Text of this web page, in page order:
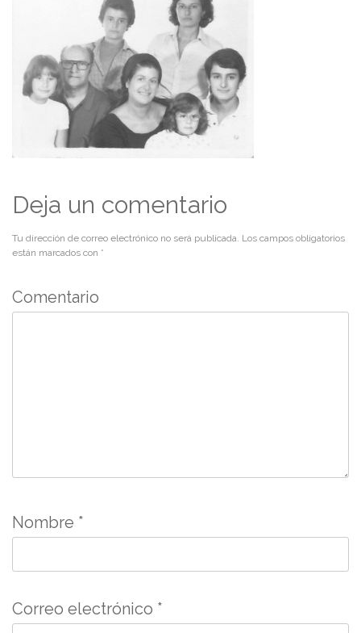
Deja un comentario
Tu dirección de correo electrónico no será publicada. Los campos obligatorios
están marcados con *
Comentario
Nombre *
Correo electrónico *